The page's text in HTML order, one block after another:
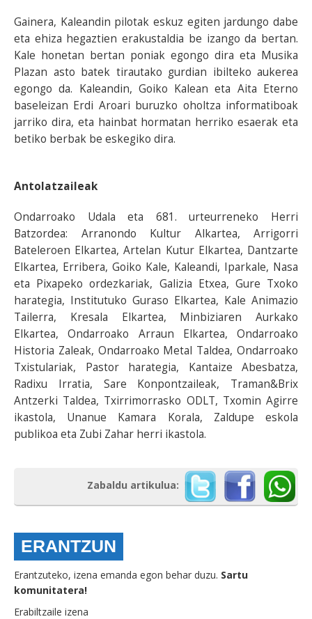
Gainera, Kaleandin pilotak eskuz egiten jardungo dabe
eta ehiza hegaztien erakustaldia be izango da bertan.
Kale honetan bertan poniak egongo dira eta Musika
Plazan asto batek tirautako gurdian ibilteko aukerea
egongo da. Kaleandin, Goiko Kalean eta Aita Eterno
baseleizan Erdi Aroari buruzko oholtza informatiboak
jarriko dira, eta hainbat hormatan herriko esaerak eta
betiko berbak be eskegiko dira.
Antolatzaileak
Ondarroako Udala eta 681. urteurreneko Herri
Batzordea: Arranondo Kultur Alkartea, Arrigorri
Bateleroen Elkartea, Artelan Kutur Elkartea, Dantzarte
Elkartea, Erribera, Goiko Kale, Kaleandi, Iparkale, Nasa
eta Pixapeko ordezkariak, Galizia Etxea, Gure Txoko
harategia, Institutuko Guraso Elkartea, Kale Animazio
Tailerra, Kresala Elkartea, Minbiziaren Aurkako
Elkartea, Ondarroako Arraun Elkartea, Ondarroako
Historia Zaleak, Ondarroako Metal Taldea, Ondarroako
Txistulariak, Pastor harategia, Kantaize Abesbatza,
Radixu Irratia, Sare Konpontzaileak, Traman&Brix
Antzerki Taldea, Txirrimorrasko ODLT, Txomin Agirre
ikastola, Unanue Kamara Korala, Zaldupe eskola
publikoa eta Zubi Zahar herri ikastola.
Zabaldu artikulua:
ERANTZUN
Erantzuteko, izena emanda egon behar duzu. Sartu
komunitatera!
Erabiltzaile izena